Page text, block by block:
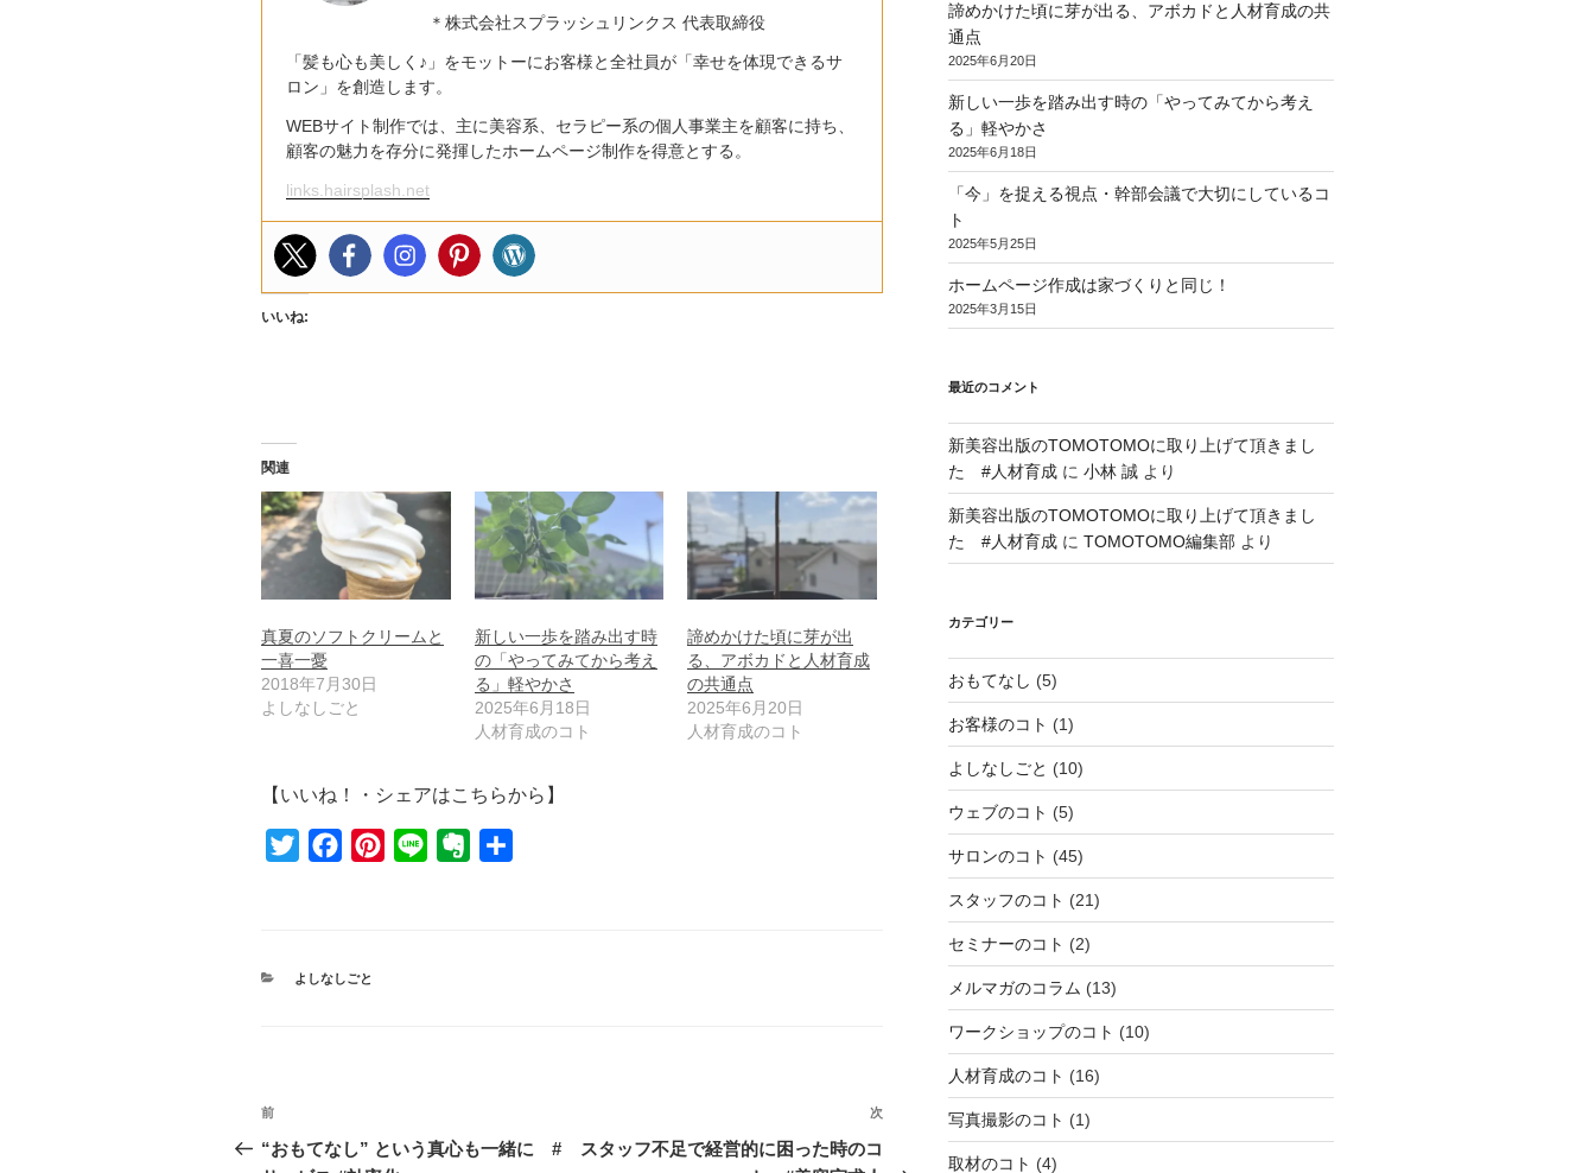
＊株式会社スプラッシュリンクス 代表取締役
「髪も心も美しく♪」をモットーにお客様と全社員が「幸せを体現できるサ
ロン」を創造します。
WEBサイト制作では、主に美容系、セラピー系の個人事業主を顧客に持ち、
顧客の魅力を存分に発揮したホームページ制作を得意とする。
links.hairsplash.net
いいね:
関連
真夏のソフトクリームと
一喜一憂
2018年7月30日
よしなしごと
新しい一歩を踏み出す時
の「やってみてから考え
る」軽やかさ
2025年6月18日
人材育成のコト
諦めかけた頃に芽が出
る、アボカドと人材育成
の共通点
2025年6月20日
人材育成のコト
【いいね！・シェアはこちらから】
t
b
カ
よしなしごと
投
稿
前
の
前
“おもてなし” という真心も一緒に #
次
次
スタッフ不足で経営的に困った時のコ
諦めかけた頃に芽が出る、アボカドと人材育成の共
通点
2025年6月20日
新しい一歩を踏み出す時の「やってみてから考え
る」軽やかさ
2025年6月18日
「今」を捉える視点・幹部会議で大切にしているコ
ト
2025年5月25日
ホームページ作成は家づくりと同じ！
2025年3月15日
最近のコメント
新美容出版のTOMOTOMOに取り上げて頂きまし
た #人材育成に 小林 誠より
新美容出版のTOMOTOMOに取り上げて頂きまし
た #人材育成に TOMOTOMO編集部より
カテゴリー
おもてなし (5)
お客様のコト (1)
よしなしごと (10)
ウェブのコト (5)
サロンのコト (45)
スタッフのコト (21)
セミナーのコト (2)
メルマガのコラム (13)
ワークショップのコト (10)
人材育成のコト (16)
写真撮影のコト (1)
取材のコト (4)